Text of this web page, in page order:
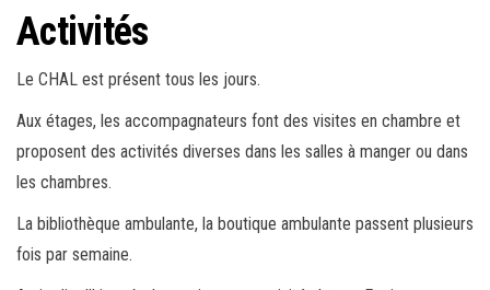
Activités
Le CHAL est présent tous les jours.
Aux étages, les accompagnateurs font des visites en chambre et
proposent des activités diverses dans les salles à manger ou dans
les chambres.
La bibliothèque ambulante, la boutique ambulante passent plusieurs
fois par semaine.